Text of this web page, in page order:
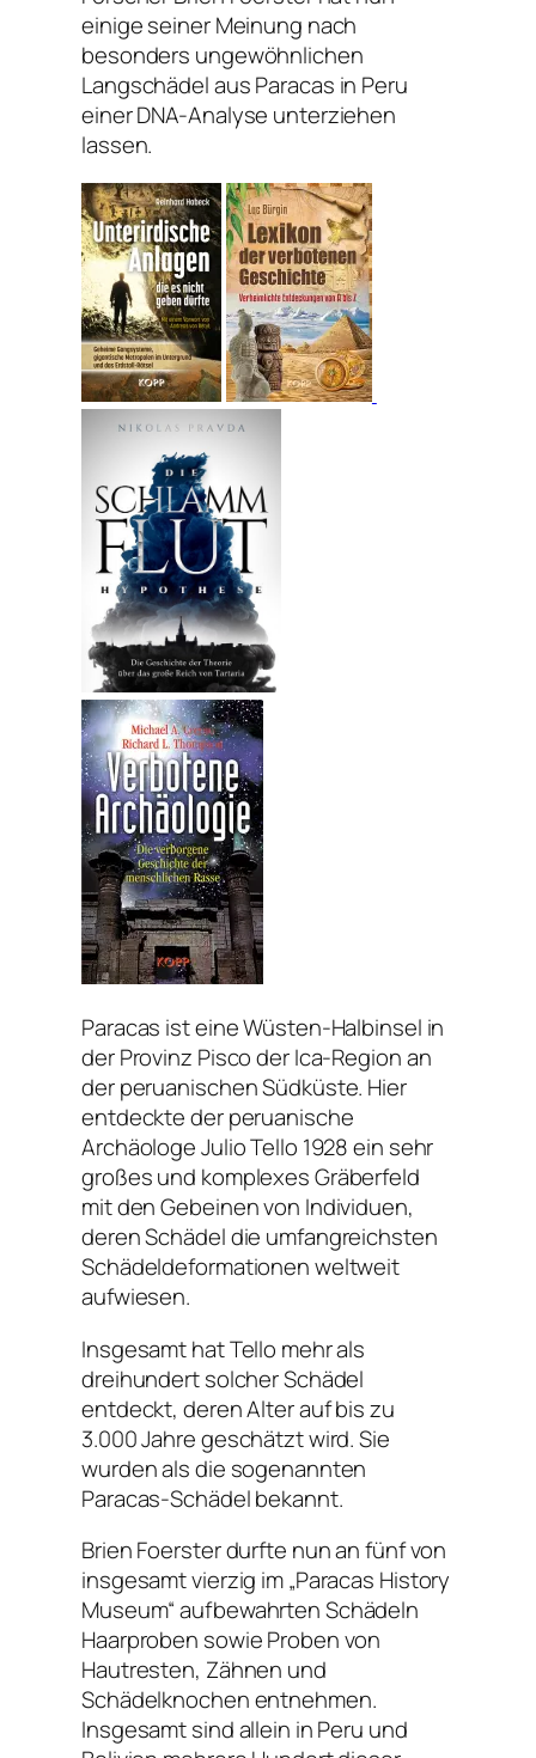
einige seiner Meinung nach
besonders ungewöhnlichen
Langschädel aus Paracas in Peru
einer DNA-Analyse unterziehen
lassen.
Paracas ist eine Wüsten-Halbinsel in
der Provinz Pisco der Ica-Region an
der peruanischen Südküste. Hier
entdeckte der peruanische
Archäologe Julio Tello 1928 ein sehr
großes und komplexes Gräberfeld
mit den Gebeinen von Individuen,
deren Schädel die umfangreichsten
Schädeldeformationen weltweit
aufwiesen.
Insgesamt hat Tello mehr als
dreihundert solcher Schädel
entdeckt, deren Alter auf bis zu
3.000 Jahre geschätzt wird. Sie
wurden als die sogenannten
Paracas-Schädel bekannt.
Brien Foerster durfte nun an fünf von
insgesamt vierzig im „Paracas History
Museum“ aufbewahrten Schädeln
Haarproben sowie Proben von
Hautresten, Zähnen und
Schädelknochen entnehmen.
Insgesamt sind allein in Peru und